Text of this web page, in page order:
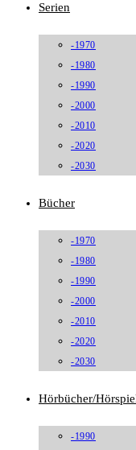
Serien
-1970
-1980
-1990
-2000
-2010
-2020
-2030
Bücher
-1970
-1980
-1990
-2000
-2010
-2020
-2030
Hörbücher/
-1990